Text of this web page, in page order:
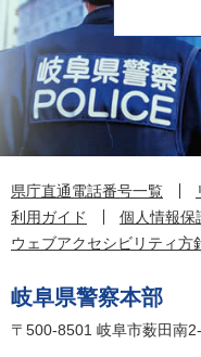
県庁直通電話番号一覧
利用ガイド
個人情報保
ウェブアクセシビリティ方
岐阜県警察本部
〒500-8501 岐阜市薮田南